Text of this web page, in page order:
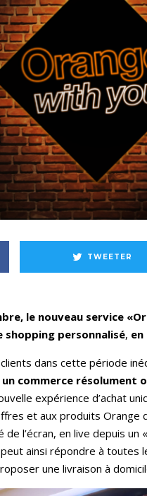
TWEETER
le nouveau service
shopping personnalisé,
dans cette période
commerce résolument
expérience d’achat
et aux produits
l’écran, en live depuis un
ainsi répondre à toutes
une livraison à